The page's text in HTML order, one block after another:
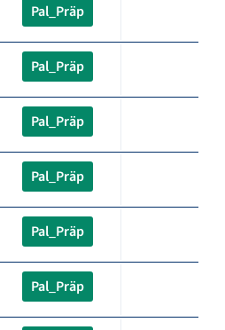
Pal_Präp
Pal_Präp
Pal_Präp
Pal_Präp
Pal_Präp
Pal_Präp